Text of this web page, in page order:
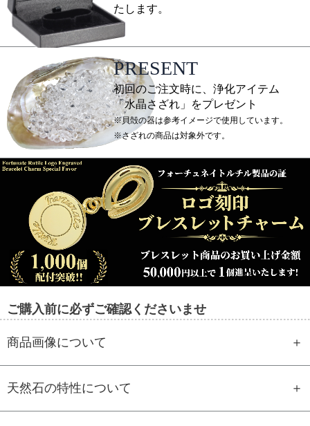
たします。
PRESENT
初回のご注文時に、浄化アイテム
「水晶さざれ」をプレゼント
※貝殻の器は参考イメージで使用しています。
※さざれの商品は対象外です。
ご購入前に必ずご確認くださいませ
商品画像について
天然石の特性について